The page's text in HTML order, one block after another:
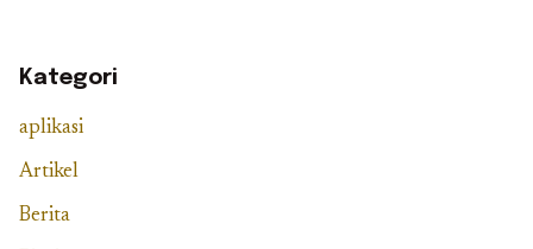
Kategori
aplikasi
Artikel
Berita